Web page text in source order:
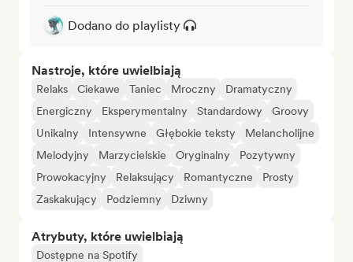
Dodano do playlisty
Nastroje, które uwielbiają
Relaks Ciekawe Taniec Mroczny
Dramatyczny
Energiczny
Eksperymentalny Standardowy
Groovy
Unikalny
Intensywne Głębokie teksty
Melancholijne
Melodyjny
Marzycielskie Oryginalny
Pozytywny
Prowokacyjny
Relaksujący Romantyczne
Prosty
Zaskakujący
Podziemny Dziwny
Atrybuty, które uwielbiają
Dostępne na Spotify